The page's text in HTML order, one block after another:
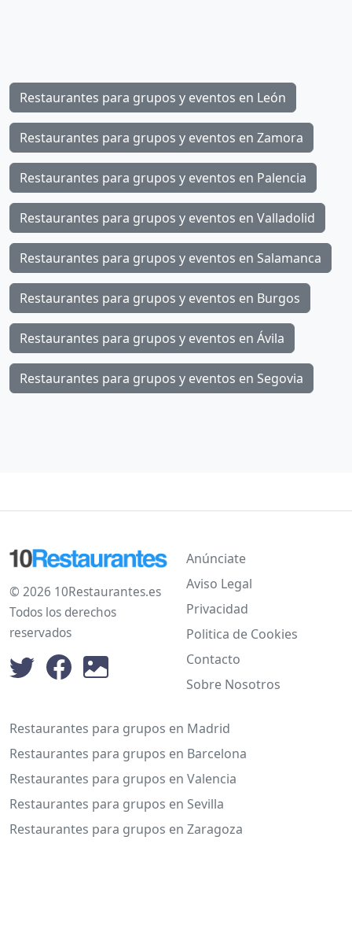
Restaurantes para grupos y eventos en León
Restaurantes para grupos y eventos en Zamora
Restaurantes para grupos y eventos en Palencia
Restaurantes para grupos y eventos en Valladolid
Restaurantes para grupos y eventos en Salamanca
Restaurantes para grupos y eventos en Burgos
Restaurantes para grupos y eventos en Ávila
Restaurantes para grupos y eventos en Segovia
© 2026 10Restaurantes.es
Todos los derechos
reservados
Anúnciate
Aviso Legal
Privacidad
Politica de Cookies
Contacto
Sobre Nosotros
Restaurantes para grupos en Madrid
Restaurantes para grupos en Barcelona
Restaurantes para grupos en Valencia
Restaurantes para grupos en Sevilla
Restaurantes para grupos en Zaragoza